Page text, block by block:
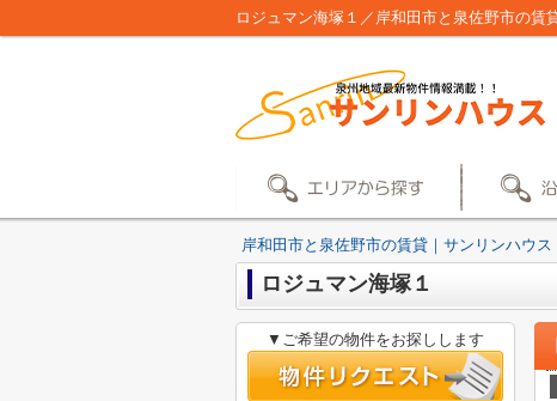
ロジュマン海塚１／岸和田市と泉佐野市の賃
岸和田市と泉佐野市の賃貸｜サンリンハウス
ロジュマン海塚１
▼ご希望の物件をお探しします